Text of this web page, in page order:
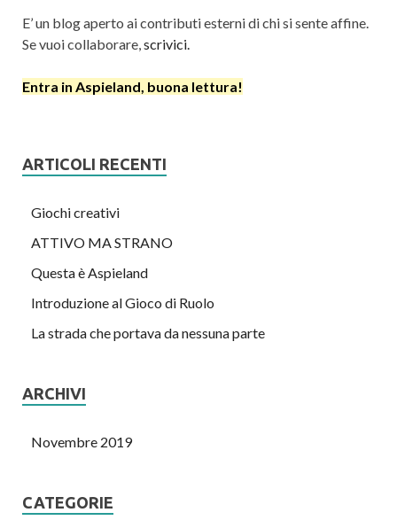
E’ un blog aperto ai contributi esterni di chi si sente affine.
Se vuoi collaborare,scrivici.
Entra in Aspieland, buona lettura!
ARTICOLI RECENTI
Giochi creativi
ATTIVO MA STRANO
Questa è Aspieland
Introduzione al Gioco di Ruolo
La strada che portava da nessuna parte
ARCHIVI
Novembre 2019
CATEGORIE